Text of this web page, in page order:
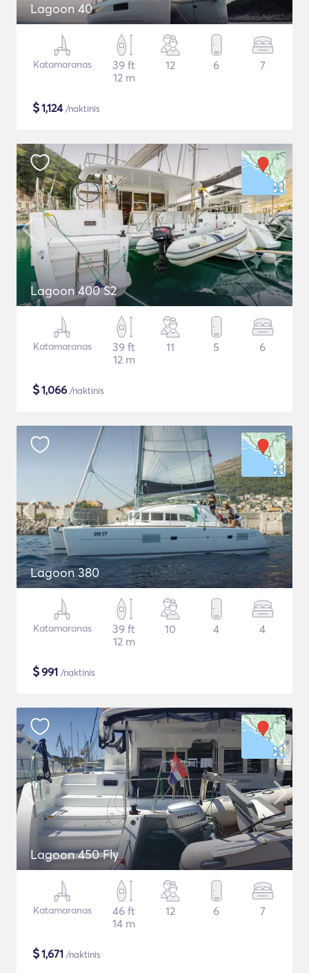
Lagoon 40
Katamaranas
39 ft
12 m
12 6 7
$1,124/naktinis
Lagoon 400 S2
Katamaranas
39 ft
12 m
11 5 6
$1,066 /naktinis
Lagoon 380
Katamaranas
39 ft
12 m
10 4 4
$991 /naktinis
Lagoon 450 Fly
Katamaranas
46 ft
14 m
12 6 7
$1,671 /naktinis